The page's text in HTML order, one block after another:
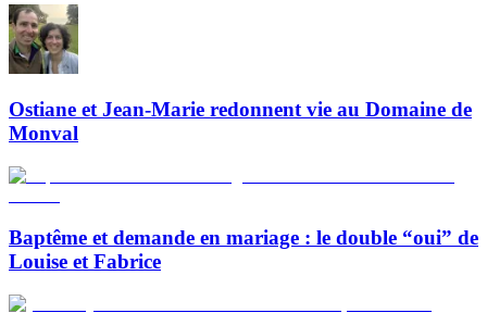
Ostiane et Jean-Marie redonnent vie au Domaine de
Monval
Baptême et demande en mariage : le double “oui” de
Louise et Fabrice